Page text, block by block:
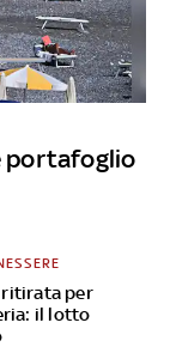
portafoglio
per
il lotto